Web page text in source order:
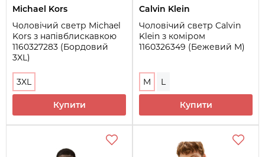
Michael Kors
Чоловічий светр Michael
Kors з напівблискавкою
1160327283 (Бордовий
3XL)
3XL
Купити
Calvin Klein
Чоловічий светр Calvin
Klein з коміром
1160326349 (Бежевий M)
M L
Купити